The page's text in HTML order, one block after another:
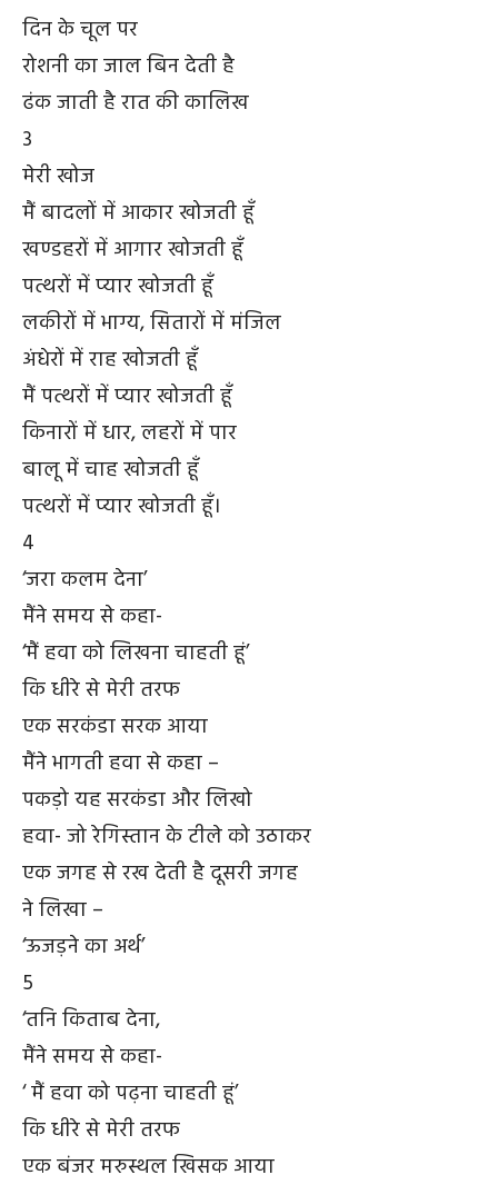
दिन के चूल पर
रोशनी का जाल बिन देती है
ढंक जाती है रात की कालिख
3
मेरी खोज
मैं बादलों में आकार खोजती हूँ
खण्डहरों में आगार खोजती हूँ
पत्थरों में प्यार खोजती हूँ
लकीरों में भाग्य, सितारों में मंजिल
अंधेरों में राह खोजती हूँ
मैं पत्थरों में प्यार खोजती हूँ
किनारों में धार, लहरों में पार
बालू में चाह खोजती हूँ
पत्थरों में प्यार खोजती हूँ।
4
‘जरा कलम देना’
मैंने समय से कहा-
‘मैं हवा को लिखना चाहती हूं’
कि धीरे से मेरी तरफ
एक सरकंडा सरक आया
मैंने भागती हवा से कहा –
पकड़ो यह सरकंडा और लिखो
हवा- जो रेगिस्तान के टीले को उठाकर
एक जगह से रख देती है दूसरी जगह
ने लिखा –
‘ऊजड़ने का अर्थ’
5
‘तनि किताब देना,
मैंने समय से कहा-
‘ मैं हवा को पढ़ना चाहती हूं’
कि धीरे से मेरी तरफ
एक बंजर मरुस्थल खिसक आया